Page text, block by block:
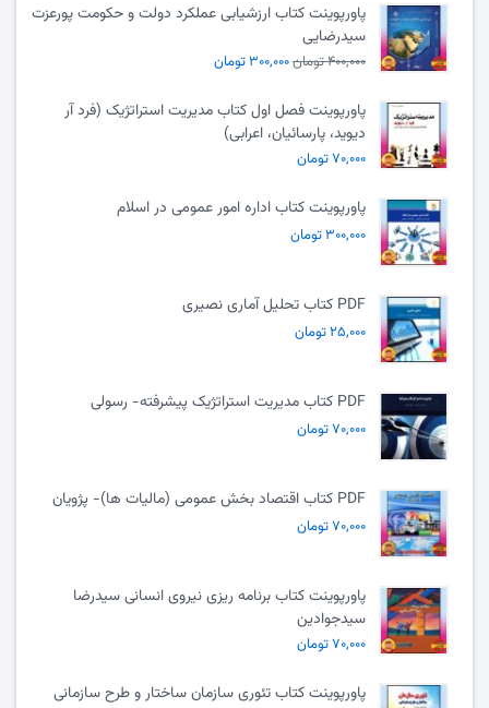
پاورپوینت کتاب ارزشیابی عملکرد دولت و حکومت پورعزت
سیدرضایی
۴۰۰,۰۰۰ تومان ۳۰۰,۰۰۰ تومان
پاورپوینت فصل اول کتاب مدیریت استراتژیک (فرد آر
دیوید، پارسائیان، اعرابی)
۷۰,۰۰۰ تومان
پاورپوینت کتاب اداره امور عمومی در اسلام
۳۰۰,۰۰۰ تومان
PDF کتاب تحلیل آماری نصیری
۲۵,۰۰۰ تومان
PDF کتاب مدیریت استراتژیک پیشرفته- رسولی
۷۰,۰۰۰ تومان
PDF کتاب اقتصاد بخش عمومی (مالیات ها)- پژویان
۷۰,۰۰۰ تومان
پاورپوینت کتاب برنامه ریزی نیروی انسانی سیدرضا
سیدجوادین
۷۰,۰۰۰ تومان
پاورپوینت کتاب تئوری سازمان ساختار و طرح سازمانی